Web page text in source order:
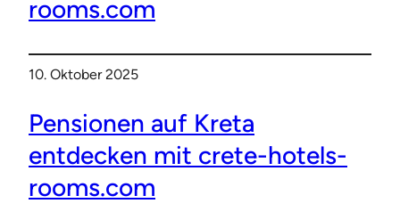
rooms.com
10. Oktober 2025
Pensionen auf Kreta
entdecken mit crete-hotels-
rooms.com